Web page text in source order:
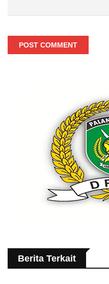
POST COMMENT
Berita Terkait